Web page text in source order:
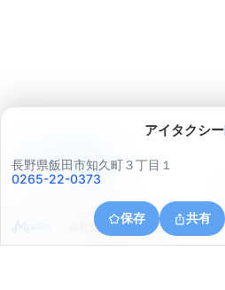
アイタクシー
長野県飯田市知久町３丁目１
0265-22-0373
保存 共有
長野県飯田市鼎一色
アプリで見る